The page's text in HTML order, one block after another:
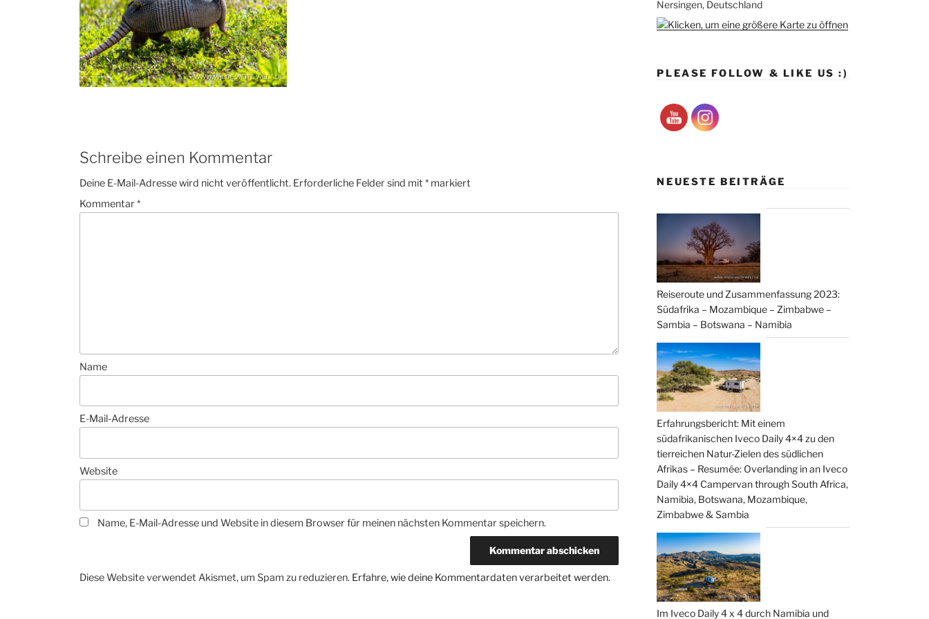
Schreibe einen Kommentar
Deine E-Mail-Adresse wird nicht veröffentlicht. Erforderliche Felder sind mit* markiert
Kommentar*
Name
E-Mail-Adresse
Website
Name, E-Mail-Adresse und Website in diesem Browser für meinen nächsten Kommentar speichern.
Diese Website verwendet Akismet, um Spam zu reduzieren. Erfahre, wie deine Kommentardaten verarbeitet werden.
Nersingen, Deutschland
PLEASE FOLLOW & LIKE US :)
NEUESTE BEITRÄGE
Reiseroute und Zusammenfassung 2023:
Südafrika – Mozambique – Zimbabwe –
Sambia – Botswana – Namibia
Erfahrungsbericht: Mit einem
südafrikanischen Iveco Daily 4×4 zu den
tierreichen Natur-Zielen des südlichen
Afrikas – Resumée: Overlanding in an Iveco
Daily 4×4 Campervan through South Africa,
Namibia, Botswana, Mozambique,
Zimbabwe & Sambia
Im Iveco Daily 4 x 4 durch Namibia und